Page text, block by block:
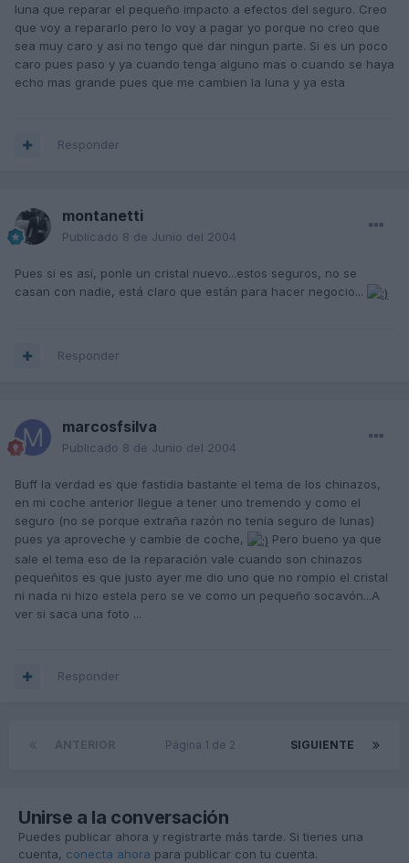
luna que reparar el pequeño impacto a efectos del seguro. Creo
que voy a repararlo pero lo voy a pagar yo porque no creo que
sea muy caro y asi no tengo que dar ningun parte. Si es un poco
caro pues paso y ya cuando tenga alguno mas o cuando se haya
echo mas grande pues que me cambien la luna y ya esta
Responder
montanetti
Publicado 8 de Junio del 2004
Pues si es así, ponle un cristal nuevo...estos seguros, no se
casan con nadie, está claro que están para hacer negocio...
Responder
marcosfsilva
Publicado 8 de Junio del 2004
Buff la verdad es que fastidia bastante el tema de los chinazos,
en mi coche anterior llegue a tener uno tremendo y como el
seguro (no se porque extraña razón no tenía seguro de lunas)
pues ya aproveche y cambie de coche,
Pero bueno ya que
sale el tema eso de la reparación vale cuando son chinazos
pequeñitos es que justo ayer me dio uno que no rompio el cristal
ni nada ni hizo estela pero se ve como un pequeño socavón...A
ver si saca una foto ...
Responder
SIGUIENTE
Página 1 de 2
Unirse a la conversación
Puedes publicar ahora y registrarte más tarde. Si tienes una
cuenta, conecta ahora para publicar con tu cuenta.